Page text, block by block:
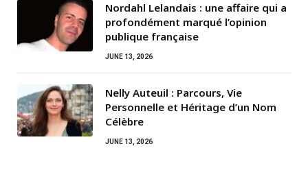
Nordahl Lelandais : une affaire qui a
profondément marqué l’opinion
publique française
JUNE 13, 2026
Nelly Auteuil : Parcours, Vie
Personnelle et Héritage d’un Nom
Célèbre
JUNE 13, 2026